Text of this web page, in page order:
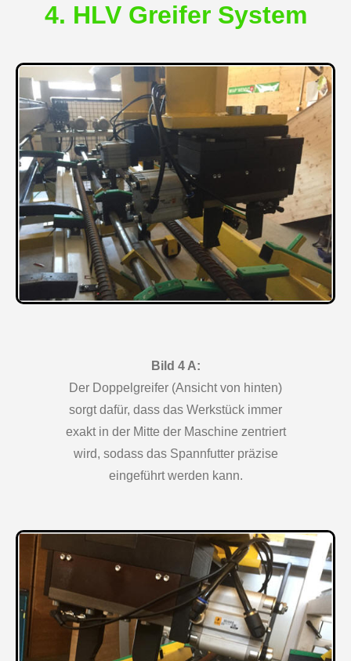
4. HLV Greifer System
Bild 4 A:
Der Doppelgreifer (Ansicht von hinten)
sorgt dafür, dass das Werkstück immer
exakt in der Mitte der Maschine zentriert
wird, sodass das Spannfutter präzise
eingeführt werden kann.